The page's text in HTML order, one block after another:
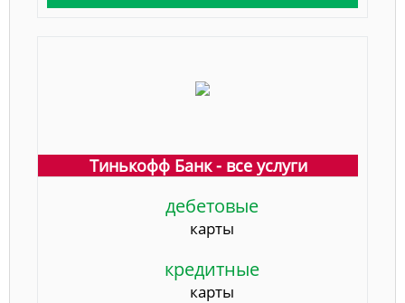
Тинькофф Банк - все услуги
дебетовые
карты
кредитные
карты